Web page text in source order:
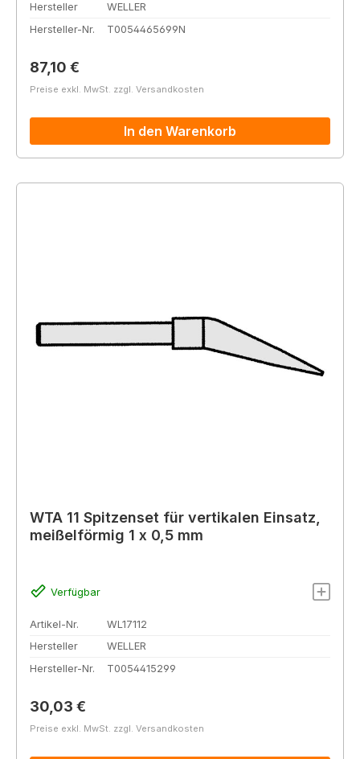
Hersteller
WELLER
Hersteller-Nr.
T0054465699N
Regulärer Preis:
87,10 €
Preise exkl. MwSt. zzgl. Versandkosten
In den Warenkorb
WTA 11 Spitzenset für vertikalen Einsatz,
meißelförmig 1 x 0,5 mm
Verfügbar
Artikel-Nr.
WL17112
Hersteller
WELLER
Hersteller-Nr.
T0054415299
Regulärer Preis:
30,03 €
Preise exkl. MwSt. zzgl. Versandkosten